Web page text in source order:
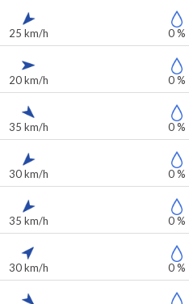
25 km/h 0 %
20 km/h 0 %
35 km/h 0 %
30 km/h 0 %
35 km/h 0 %
30 km/h 0 %